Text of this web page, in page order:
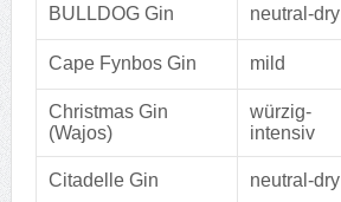
BULLDOG Gin neutral-dry
Cape Fynbos Gin mild
Christmas Gin
(Wajos)
würzig-
intensiv
Citadelle Gin neutral-dry